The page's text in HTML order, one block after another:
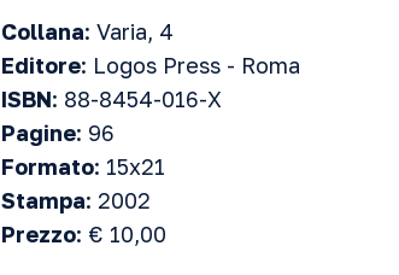
Collana: Varia, 4
Editore: Logos Press - Roma
ISBN: 88-8454-016-X
Pagine: 96
Formato: 15x21
Stampa: 2002
Prezzo: € 10,00